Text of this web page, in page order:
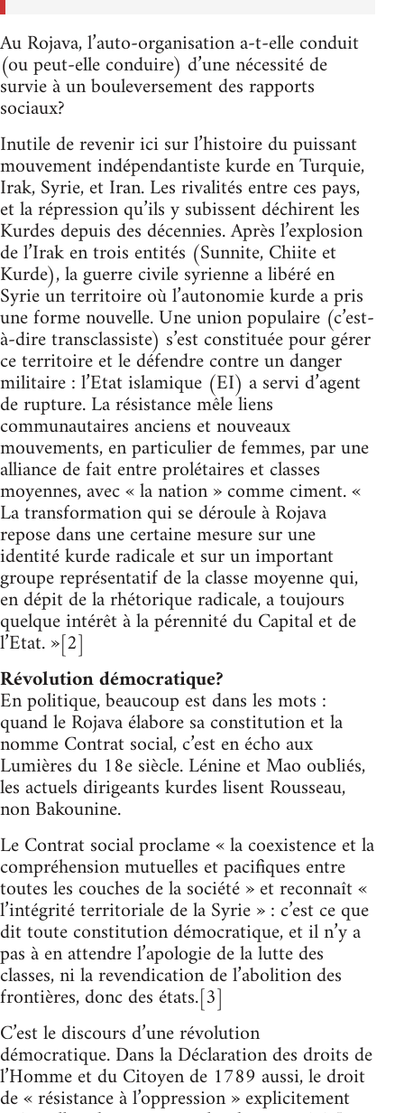
Au Rojava, l’auto-organisation a-t-elle conduit
(ou peut-elle conduire) d’une nécessité de
survie à un bouleversement des rapports
sociaux?
Inutile de revenir ici sur l’histoire du puissant
mouvement indépendantiste kurde en Turquie,
Irak, Syrie, et Iran. Les rivalités entre ces pays,
et la répression qu’ils y subissent déchirent les
Kurdes depuis des décennies. Après l’explosion
de l’Irak en trois entités (Sunnite, Chiite et
Kurde), la guerre civile syrienne a libéré en
Syrie un territoire où l’autonomie kurde a pris
une forme nouvelle. Une union populaire (c’est-
à-dire transclassiste) s’est constituée pour gérer
ce territoire et le défendre contre un danger
militaire : l’Etat islamique (EI) a servi d’agent
de rupture. La résistance mêle liens
communautaires anciens et nouveaux
mouvements, en particulier de femmes, par une
alliance de fait entre prolétaires et classes
moyennes, avec « la nation » comme ciment. «
La transformation qui se déroule à Rojava
repose dans une certaine mesure sur une
identité kurde radicale et sur un important
groupe représentatif de la classe moyenne qui,
en dépit de la rhétorique radicale, a toujours
quelque intérêt à la pérennité du Capital et de
l’Etat. »[2]
Révolution démocratique?
En politique, beaucoup est dans les mots :
quand le Rojava élabore sa constitution et la
nomme Contrat social, c’est en écho aux
Lumières du 18e siècle. Lénine et Mao oubliés,
les actuels dirigeants kurdes lisent Rousseau,
non Bakounine.
Le Contrat social proclame « la coexistence et la
compréhension mutuelles et pacifiques entre
toutes les couches de la société » et reconnaît «
l’intégrité territoriale de la Syrie » : c’est ce que
dit toute constitution démocratique, et il n’y a
pas à en attendre l’apologie de la lutte des
classes, ni la revendication de l’abolition des
frontières, donc des états.[3]
C’est le discours d’une révolution
démocratique. Dans la Déclaration des droits de
l’Homme et du Citoyen de 1789 aussi, le droit
de « résistance à l’oppression » explicitement